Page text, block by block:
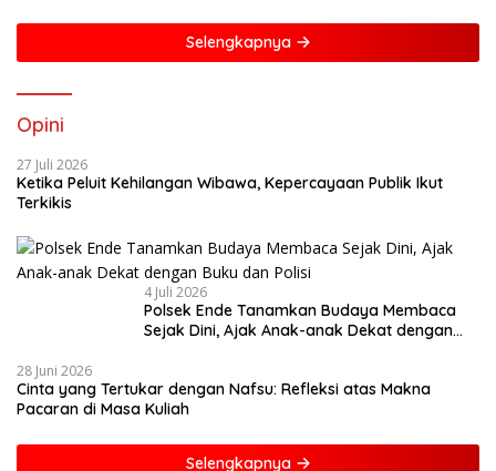
Selengkapnya
Opini
27 Juli 2026
Ketika Peluit Kehilangan Wibawa, Kepercayaan Publik Ikut
Terkikis
4 Juli 2026
Polsek Ende Tanamkan Budaya Membaca
Sejak Dini, Ajak Anak-anak Dekat dengan
28 Juni 2026
Cinta yang Tertukar dengan Nafsu: Refleksi atas Makna
Pacaran di Masa Kuliah
Selengkapnya